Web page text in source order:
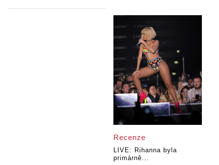
Recenze
LIVE: Rihanna byla
primárně...